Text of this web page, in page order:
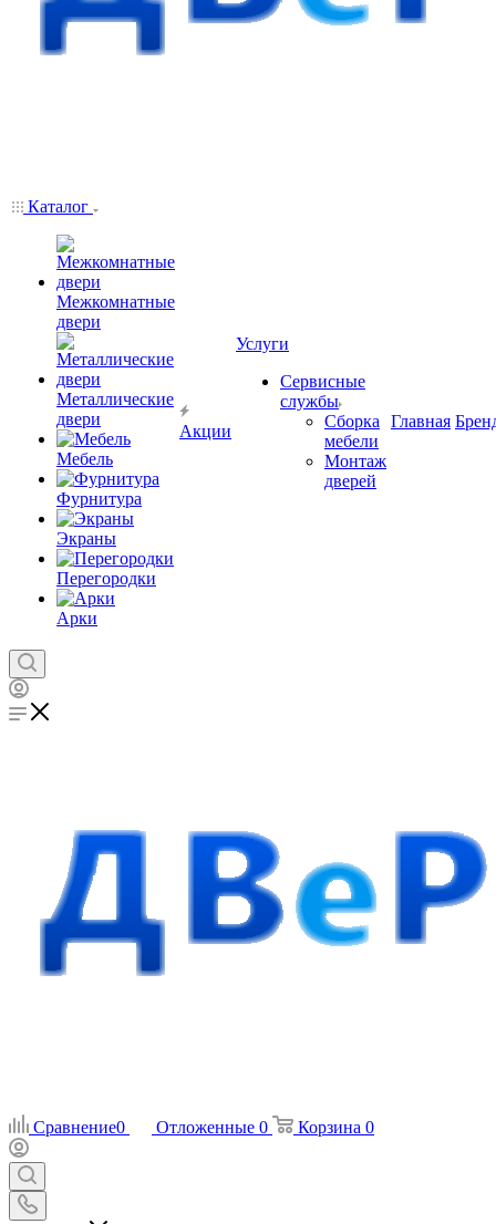
Каталог
Межкомнатные
двери
Металлические
двери
Мебель
Фурнитура
Экраны
Перегородки
Арки
Акции
Услуги
Сервисные
службы
Сборка
мебели
Монтаж
дверей
Главная
Сравнение0 Отложенные 0 Корзина 0